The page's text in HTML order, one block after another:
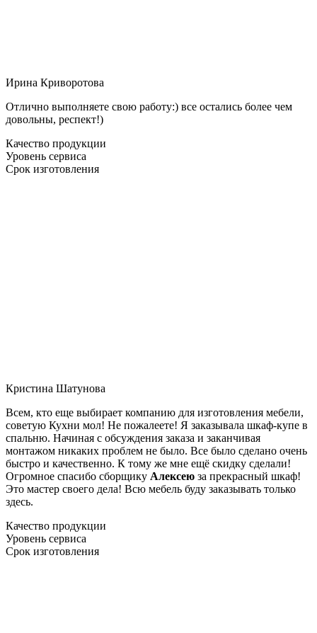
Ирина Криворотова
Отлично выполняете свою работу:) все остались более чем
довольны, респект!)
Качество продукции
Уровень сервиса
Срок изготовления
Кристина Шатунова
Всем, кто еще выбирает компанию для изготовления мебели,
советую Кухни мол! Не пожалеете! Я заказывала шкаф-купе в
спальню. Начиная с обсуждения заказа и заканчивая
монтажом никаких проблем не было. Все было сделано очень
быстро и качественно. К тому же мне ещё скидку сделали!
Огромное спасибо сборщику Алексею за прекрасный шкаф!
Это мастер своего дела! Всю мебель буду заказывать только
здесь.
Качество продукции
Уровень сервиса
Срок изготовления